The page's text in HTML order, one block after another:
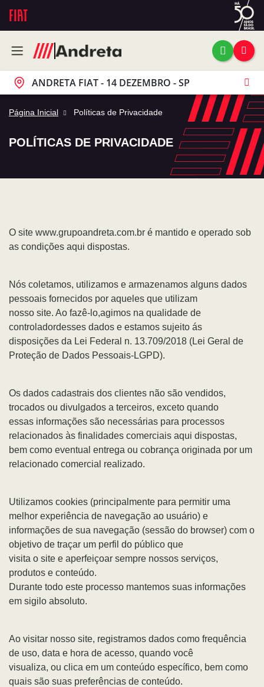
ANDRETA FIAT - 14 DEZEMBRO - SP
Página Inicial Políticas de Privacidade
POLÍTICAS DE PRIVACIDADE
O site www.grupoandreta.com.br é mantido e operado sob
as condições aqui dispostas.
Nós coletamos, utilizamos e armazenamos alguns dados
pessoais fornecidos por aqueles que utilizam
nosso site. Ao fazê-lo,agimos na qualidade de
controladordesses dados e estamos sujeito ás
disposições da Lei Federal n. 13.709/2018 (Lei Geral de
Proteção de Dados Pessoais-LGPD).
Os dados cadastrais dos clientes não são vendidos,
trocados ou divulgados a terceiros, exceto quando
essas informações são necessárias para processos
relacionados às finalidades comerciais aqui dispostas,
bem como eventual entrega ou cobrança originada por um
relacionado comercial realizado.
Utilizamos cookies (principalmente para permitir uma
melhor experiência de navegação ao usuário) e
informações de sua navegação (sessão do browser) com o
objetivo de traçar um perfil do público que
visita o site e aperfeiçoar sempre nossos serviços,
produtos e conteúdo.
Durante todo este processo mantemos suas informações
em sigilo absoluto.
Ao visitar nosso site, registramos dados como frequência
de uso, data e hora de acesso, quando você
visualiza, ou clica em um conteúdo específico, bem como
quais são suas preferências de conteúdo.